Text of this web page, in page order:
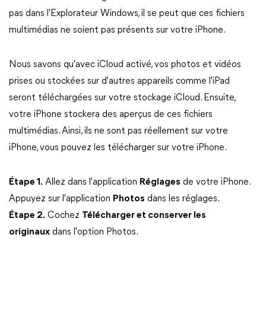
pas dans l'Explorateur Windows, il se peut que ces fichiers
multimédias ne soient pas présents sur votre iPhone.
Nous savons qu'avec iCloud activé, vos photos et vidéos
prises ou stockées sur d'autres appareils comme l'iPad
seront téléchargées sur votre stockage iCloud. Ensuite,
votre iPhone stockera des aperçus de ces fichiers
multimédias. Ainsi, ils ne sont pas réellement sur votre
iPhone, vous pouvez les télécharger sur votre iPhone.
Étape 1. Allez dans l'application Réglages de votre iPhone.
Appuyez sur l'application Photos dans les réglages.
Étape 2. Cochez Télécharger et conserver les
originaux dans l'option Photos.